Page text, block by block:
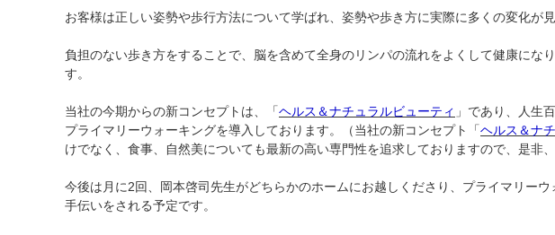
お客様は正しい姿勢や歩行方法について学ばれ、姿勢や歩き方に実際に多くの変化が
負担のない歩き方をすることで、脳を含めて全身のリンパの流れをよくして健康にな
す。
当社の今期からの新コンセプトは、「ヘルス＆ナチュラルビューティ 」であり、人生
プライマリーウォーキングを導入しております。（当社の新コンセプト「ヘルス＆ナ
けでなく、食事、自然美についても最新の高い専門性を追求しておりますので、是非
今後は月に2回、岡本啓司先生がどちらかのホームにお越しくださり、プライマリー
手伝いをされる予定です。